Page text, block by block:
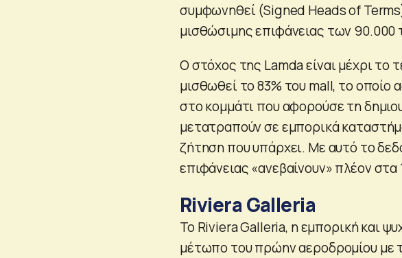
συμφωνηθεί (Signed Heads of
μισθώσιμης επιφάνειας των 90.000
Ο στόχος της Lamda είναι μέχρι το
μισθωθεί το 83% του mall, το οποίο
στο κομμάτι που αφορούσε τη
μετατραπούν σε εμπορικά
ζήτηση που υπάρχει. Με αυτό το
επιφάνειας «ανεβαίνουν» πλέον στα
Riviera Galleria
Το Riviera Galleria, η εμπορική και
μέτωπο του πρώην αεροδρομίου με